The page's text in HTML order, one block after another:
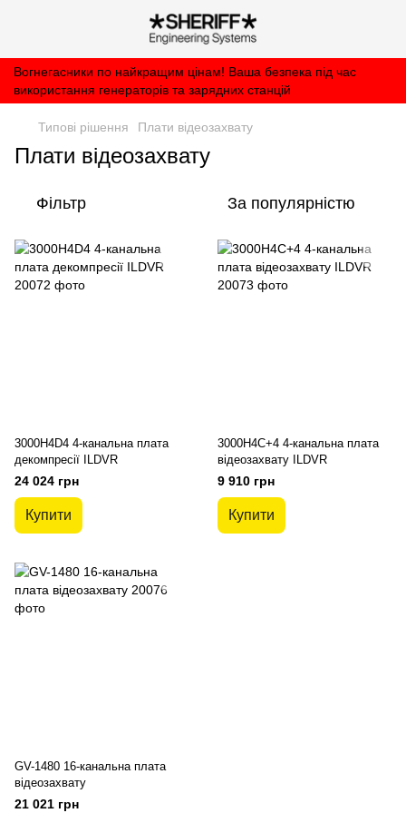
Вогнегасники по найкращим цінам! Ваша безпека під час
використання генераторів та зарядних станцій
Типові рішення Плати відеозахвату
Плати відеозахвату
Фільтр За популярністю
3000H4D4 4-канальна плата
декомпресії ILDVR
24 024 грн
Купити
3000H4C+4 4-канальна плата
відеозахвату ILDVR
9 910 грн
Купити
GV-1480 16-канальна плата
відеозахвату
21 021 грн